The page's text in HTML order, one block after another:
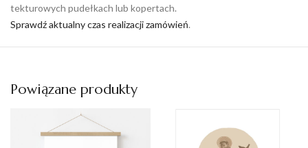
tekturowych pudełkach lub kopertach.
Sprawdź aktualny czas realizacji zamówień.
Powiązane produkty